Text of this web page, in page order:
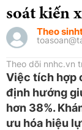
soát kiến
Theo
Theo dõi nnhc.vn
Việc tích hợp
định hướng
hơn 38%.
ưu hóa hiệu